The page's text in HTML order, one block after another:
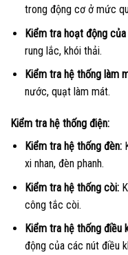
trong động cơ ở mức
Kiểm tra hoạt động của
rung lắc, khói thải.
Kiểm tra hệ thống làm
nước, quạt làm mát.
Kiểm tra hệ thống điện:
Kiểm tra hệ thống đèn:
xi nhan, đèn phanh.
Kiểm tra hệ thống còi:
công tắc còi.
Kiểm tra hệ thống điều
động của các nút điều